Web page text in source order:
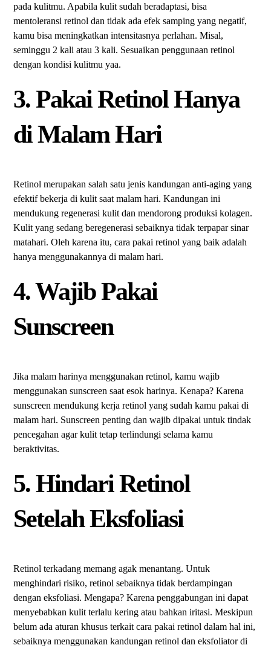
pada kulitmu. Apabila kulit sudah beradaptasi, bisa
mentoleransi retinol dan tidak ada efek samping yang negatif,
kamu bisa meningkatkan intensitasnya perlahan. Misal,
seminggu 2 kali atau 3 kali. Sesuaikan penggunaan retinol
dengan kondisi kulitmu yaa.
3. Pakai Retinol Hanya
di Malam Hari
Retinol merupakan salah satu jenis kandungan anti-aging yang
efektif bekerja di kulit saat malam hari. Kandungan ini
mendukung regenerasi kulit dan mendorong produksi kolagen.
Kulit yang sedang beregenerasi sebaiknya tidak terpapar sinar
matahari. Oleh karena itu, cara pakai retinol yang baik adalah
hanya menggunakannya di malam hari.
4. Wajib Pakai
Sunscreen
Jika malam harinya menggunakan retinol, kamu wajib
menggunakan sunscreen saat esok harinya. Kenapa? Karena
sunscreen mendukung kerja retinol yang sudah kamu pakai di
malam hari. Sunscreen penting dan wajib dipakai untuk tindak
pencegahan agar kulit tetap terlindungi selama kamu
beraktivitas.
5. Hindari Retinol
Setelah Eksfoliasi
Retinol terkadang memang agak menantang. Untuk
menghindari risiko, retinol sebaiknya tidak berdampingan
dengan eksfoliasi. Mengapa? Karena penggabungan ini dapat
menyebabkan kulit terlalu kering atau bahkan iritasi. Meskipun
belum ada aturan khusus terkait cara pakai retinol dalam hal ini,
sebaiknya menggunakan kandungan retinol dan eksfoliator di